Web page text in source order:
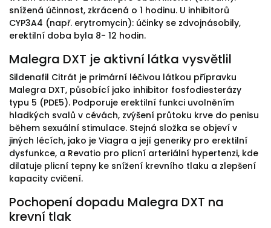
snížená účinnost, zkrácená o 1 hodinu. U inhibitorů
CYP3A4 (např. erytromycin): účinky se zdvojnásobily,
erektilní doba byla 8- 12 hodin.
Malegra DXT je aktivní látka vysvětlil
Sildenafil Citrát je primární léčivou látkou přípravku
Malegra DXT, působící jako inhibitor fosfodiesterázy
typu 5 (PDE5). Podporuje erektilní funkci uvolněním
hladkých svalů v cévách, zvýšení průtoku krve do penisu
během sexuální stimulace. Stejná složka se objeví v
jiných lécích, jako je Viagra a její generiky pro erektilní
dysfunkce, a Revatio pro plicní arteriální hypertenzi, kde
dilatuje plicní tepny ke snížení krevního tlaku a zlepšení
kapacity cvičení.
Pochopení dopadu Malegra DXT na
krevní tlak